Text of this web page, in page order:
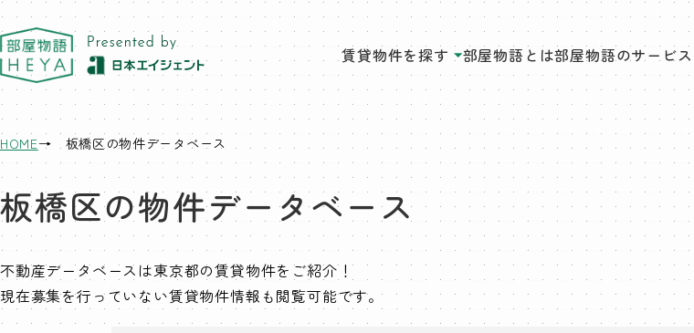
東京 部屋物語
賃貸物件を探す 部屋物語とは部屋物語のサービス
HOME 板橋区の物件データベース
板橋区の物件データベース
不動産データベースは東京都の賃貸物件をご紹介！
現在募集を行っていない賃貸物件情報も閲覧可能です。